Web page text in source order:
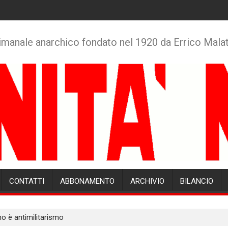
anarchico fondato nel 1920 da Errico
CONTATTI ABBONAMENTO ARCHIVIO BILANCIO
è antimilitarismo